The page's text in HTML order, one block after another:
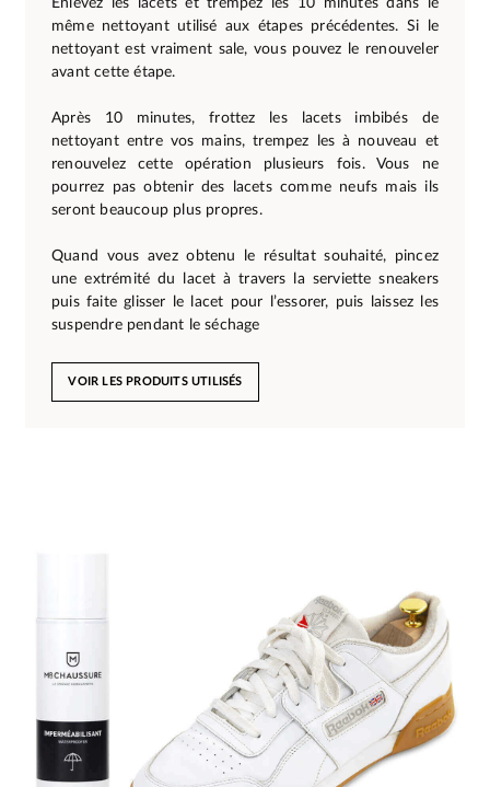
même nettoyant utilisé aux étapes précédentes. Si le
nettoyant est vraiment sale, vous pouvez le renouveler
avant cette étape.
Après 10 minutes, frottez les lacets imbibés de
nettoyant entre vos mains, trempez les à nouveau et
renouvelez cette opération plusieurs fois. Vous ne
pourrez pas obtenir des lacets comme neufs mais ils
seront beaucoup plus propres.
Quand vous avez obtenu le résultat souhaité, pincez
une extrémité du lacet à travers la serviette sneakers
puis faite glisser le lacet pour l’essorer, puis laissez les
suspendre pendant le séchage
VOIR LES PRODUITS UTILISÉS